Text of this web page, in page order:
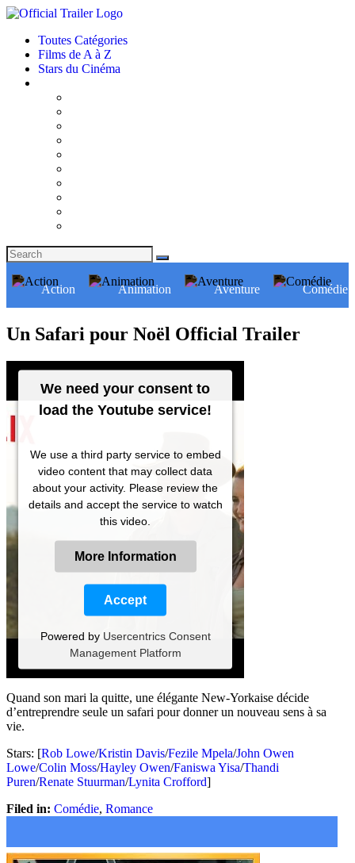
Toutes Catégories
Films de A à Z
Stars du Cinéma
Action Animation Aventure Comédie
Un Safari pour Noël Official Trailer
We need your consent to
load the Youtube service!
We use a third party service to embed
video content that may collect data
about your activity. Please review the
details and accept the service to watch
this video.
More Information
Accept
Powered by Usercentrics Consent
Management Platform
Quand son mari la quitte, une élégante New-Yorkaise décide
d’entreprendre seule un safari pour donner un nouveau sens à sa
vie.
Stars: [Rob Lowe/Kristin Davis/Fezile Mpela/John Owen
Lowe/Colin Moss/Hayley Owen/Faniswa Yisa/Thandi
Puren/Renate Stuurman/Lynita Crofford]
Filed in: Comédie, Romance